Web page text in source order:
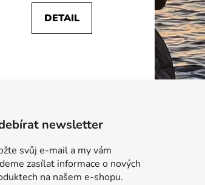
z
DETAIL
newsletter
svůj e-mail a my vám
zasílat informace o nových
na našem e-shopu.